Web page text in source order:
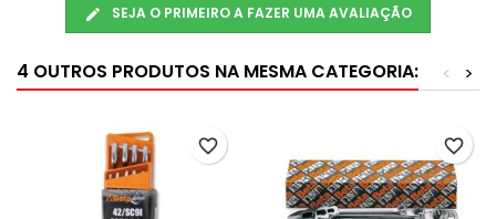
SEJA O PRIMEIRO A FAZER UMA AVALIAÇÃO
4 OUTROS PRODUTOS NA MESMA CATEGORIA: >
<
favorite_border favorite_border